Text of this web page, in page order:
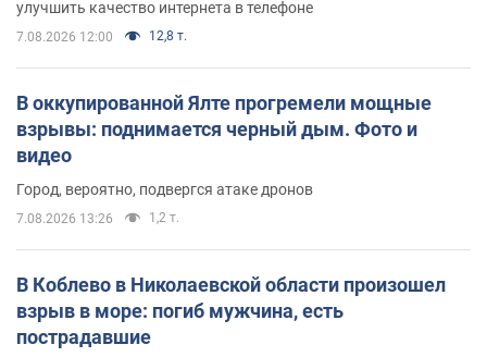
улучшить качество интернета в телефоне
7.08.2026 12:00 12,8 т.
В оккупированной Ялте прогремели мощные
взрывы: поднимается черный дым. Фото и
видео
Город, вероятно, подвергся атаке дронов
7.08.2026 13:26 1,2 т.
В Коблево в Николаевской области произошел
взрыв в море: погиб мужчина, есть
пострадавшие